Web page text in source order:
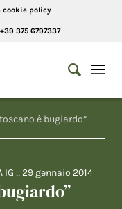
cookie policy
375 6797337
è bugiardo”
IG :: 29 gennaio 2014